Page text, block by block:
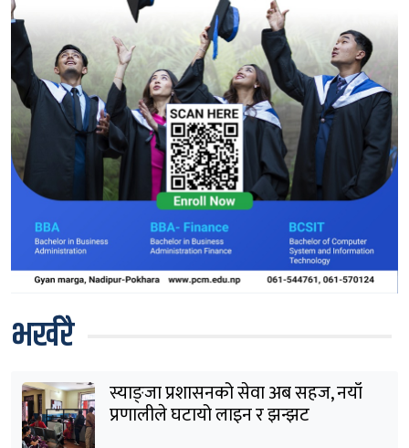
भर्खरै
स्याङ्जा प्रशासनको सेवा अब सहज, नयाँ
प्रणालीले घटायो लाइन र झन्झट